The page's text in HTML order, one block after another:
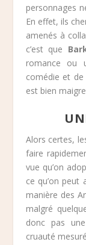
personnages
En effet, ils
amenés à
c’est que
romance ou
comédie et
est bien
Alors certes,
faire
vue qu’on
ce qu’on peut
manière des
malgré
donc pas
cruauté